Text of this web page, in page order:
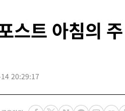
스트 아침의 주
20:29:17